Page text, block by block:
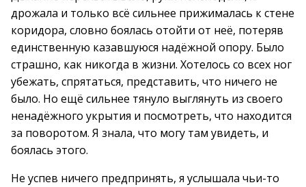
дрожала и только всё сильнее прижималась к стене
коридора, словно боялась отойти от неё, потеряв
единственную казавшуюся надёжной опору. Было
страшно, как никогда в жизни. Хотелось со всех ног
убежать, спрятаться, представить, что ничего не
было. Но ещё сильнее тянуло выглянуть из своего
ненадёжного укрытия и посмотреть, что находится
за поворотом. Я знала, что могу там увидеть, и
боялась этого.
Не успев ничего предпринять, я услышала чьи-то